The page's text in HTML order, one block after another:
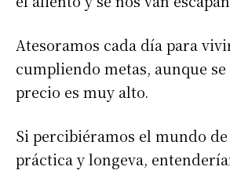
Atesoramos cada día para
cumpliendo metas, aunque
precio es muy alto.
Si percibiéramos el mundo
práctica y longeva,